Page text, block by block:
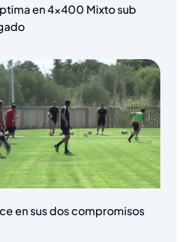
en 4×400 Mixto sub
en sus dos compromisos